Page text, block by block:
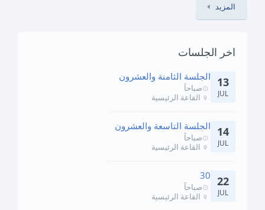
المزيد
اخر الجلسات
13
JUL
الجلسة الثامنة والعشرون
صباحاً
القاعة الرئيسية
14
JUL
الجلسة التاسعة والعشرون
صباحاً
القاعة الرئيسية
22
JUL
30
صباحاً
القاعة الرئيسية